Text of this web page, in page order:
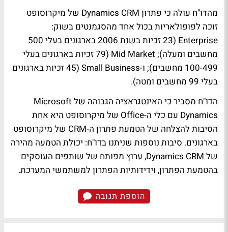
מהדו"ח עולה כי פתרון Dynamics CRM של מיקרוסופט
זוכה לפופולאריות בכול אחד מהסגמנטים בשוק:
Enterprise (23 זכיות בשנת 2006 בארגונים בעלי 500
מחשבים ומעלה); Mid Market (79 זכיות בארגונים בעלי
100-499 מחשבים); ו-Small Business (45 זכיות בארגונים
בעלי 99 מחשבים ומטה).
הדו"ח מסביר כי האינטגראציה הגבוהה של Microsoft
Dynamics עם כלי ה-Office של מיקרוסופט היא אחת
הסיבות להצלחה של הטמעת פתרון ה-CRM של מיקרוסופט
בארגונים. סיבות נוספות שניתנו בדו"ח: יכולת הטמעה מהירה
של Dynamics CRM, ערוץ מפותח של שותפים העוסקים
בהטמעת הפתרון, וידידותיות הפתרון למשתמשי המערכת.
הוספת תגובה